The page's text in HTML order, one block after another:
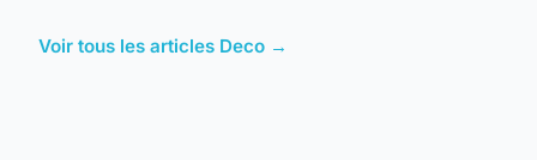
Voir tous les articles Deco →